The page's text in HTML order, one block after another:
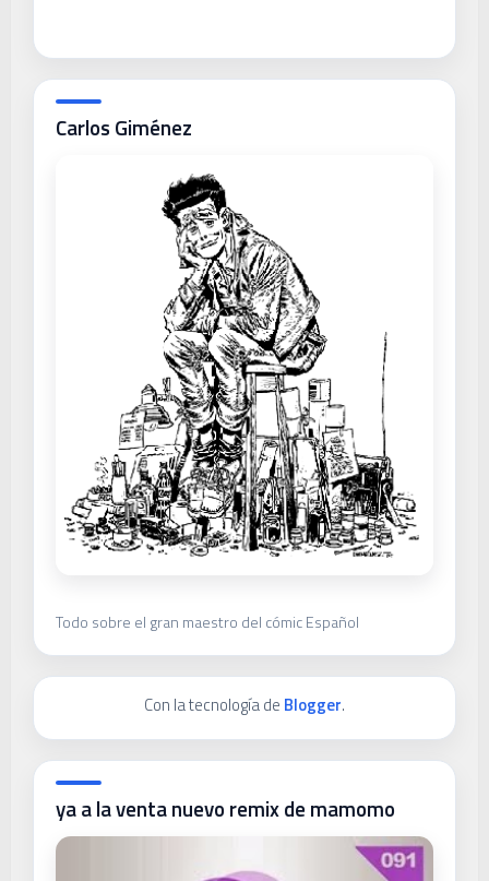
Carlos Giménez
Todo sobre el gran maestro del cómic Español
Con la tecnología de Blogger.
ya a la venta nuevo remix de mamomo